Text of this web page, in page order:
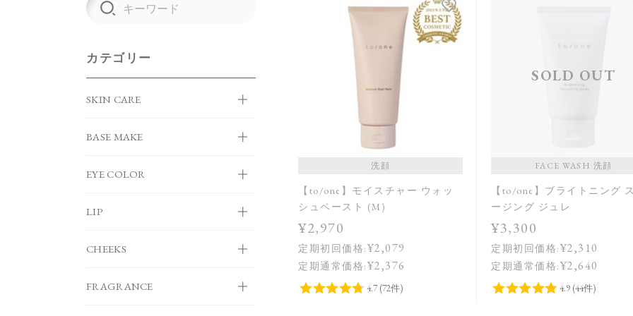
カテゴリー
SKIN CARE
BASE MAKE
EYE COLOR
LIP
CHEEKS
FRAGRANCE
洗顔
【to/one】モイスチャー ウォッ
シュペースト (M)
¥2,970
定期初回価格:¥2,079
定期通常価格:¥2,376
SOLD OUT
FACE WASH 洗顔
【to/one】ブライトニング
ージング ジュレ
¥3,300
定期初回価格:¥2,310
定期通常価格:¥2,640